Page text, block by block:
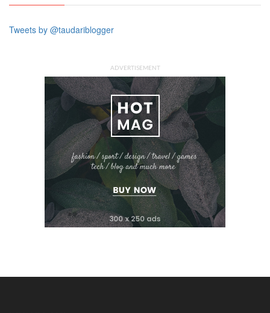
Tweets by @taudariblogger
ADVERTISEMENT